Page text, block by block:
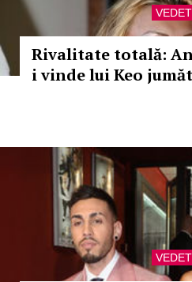
Rivalitate totală:
i vinde lui Keo